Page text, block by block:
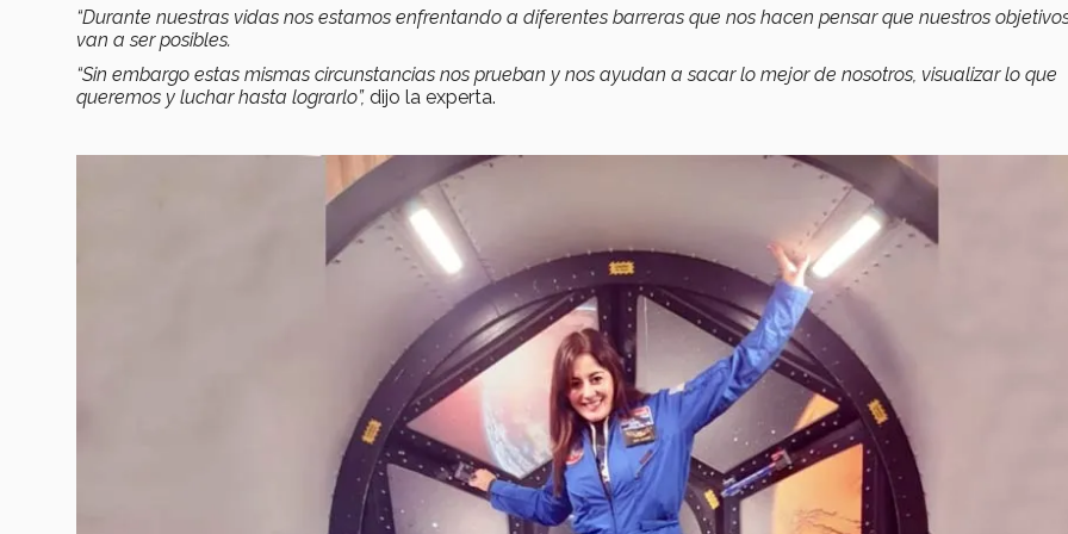
“Durante nuestras vidas nos estamos enfrentando a diferentes barreras que nos hacen pensar que nuestros
van a ser posibles.
“Sin embargo estas mismas circunstancias nos prueban y nos ayudan a sacar lo mejor de nosotros, visualizar lo que
queremos y luchar hasta lograrlo”, dijo la experta.